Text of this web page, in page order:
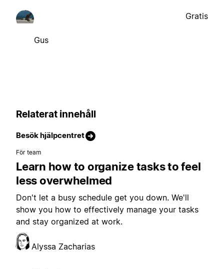
Gus
Gratis
Relaterat innehåll
Besök hjälpcentret
För team
Learn how to organize tasks to feel
less overwhelmed
Don't let a busy schedule get you down. We'll
show you how to effectively manage your tasks
and stay organized at work.
Alyssa Zacharias